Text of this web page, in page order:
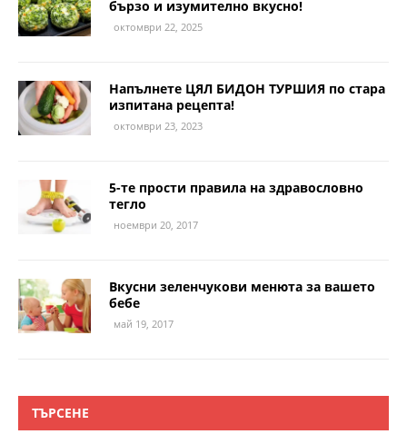
бързо и изумително вкусно!
октомври 22, 2025
Напълнете ЦЯЛ БИДОН ТУРШИЯ по стара
изпитана рецепта!
октомври 23, 2023
5-те прости правила на здравословно
тегло
ноември 20, 2017
Вкусни зеленчукови менюта за вашето
бебе
май 19, 2017
ТЪРСЕНЕ